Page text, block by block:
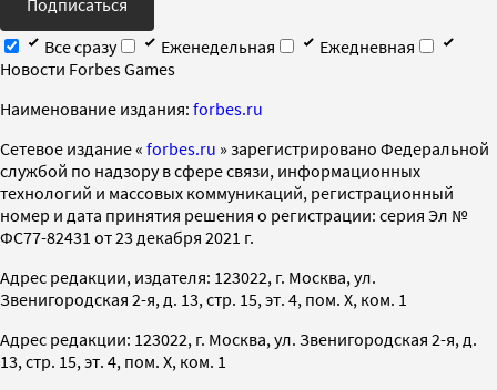
Все сразу
Еженедельная
Ежедневная
Новости Forbes Games
Наименование издания: forbes.ru
Cетевое издание « forbes.ru » зарегистрировано Федеральной
службой по надзору в сфере связи, информационных
технологий и массовых коммуникаций, регистрационный
номер и дата принятия решения о регистрации: серия Эл №
ФС77-82431 от 23 декабря 2021 г.
Адрес редакции, издателя: 123022, г. Москва, ул.
Звенигородская 2-я, д. 13, стр. 15, эт. 4, пом. X, ком. 1
Адрес редакции: 123022, г. Москва, ул. Звенигородская 2-я, д.
13, стр. 15, эт. 4, пом. X, ком. 1